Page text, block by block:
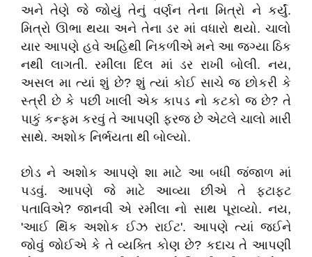
અને તેણે જે જોયું તેનું વર્ણન તેના મિત્રો ને કર્યું.
મિત્રો ઊભા થયા અને તેના ડર માં વધારો થયો. ચાલો
યાર આપણે હવે અહિથી નિકળીએ મને આ જગ્યા ઠિક
નથી લાગતી. રમીલા દિલ માં ડર રાખી બોલી. નય,
અસલ મા ત્યાં શું છે? શું ત્યાં કોઈ સાચે જ છોકરી કે
સ્ત્રી છે કે પછી ખાલી એક કાપડ નો કટકો જ છે? તે
પાકું કન્ફમ કરવું તે આપણી ફરજ છે એટલે ચાલો મારી
સાથે. અશોક નિર્ભયતા થી બોલ્યો.
છોડ ને અશોક આપણે શા માટે આ બધી જંજાળ માં
પડવું. આપણે જે માટે આવ્યા છીએ તે ફટાફટ
પતાવિએ? જાનવી એ રમીલા નો સાથ પૂરાવ્યો. નય,
'આઈ થિંક અશોક ઈઝ રાઈટ'. આપણે ત્યાં જઈને
જોવું જોઈએ કે તે વ્યક્તિ કોણ છે? કદાચ તે આપણી